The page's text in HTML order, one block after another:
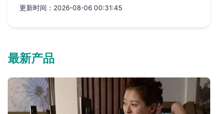
更新时间：2026-08-06 00:31:45
最新产品